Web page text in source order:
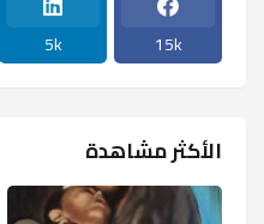
15k
5k
الأكثر مشاهدة